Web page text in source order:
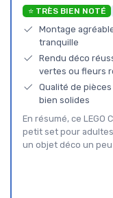
⭐ TRÈS BIEN NOTÉ
Montage
tranquille
Rendu déco
vertes ou fleurs
Qualité de
bien solides
En résumé, ce LEGO
petit set pour
un objet déco un peu